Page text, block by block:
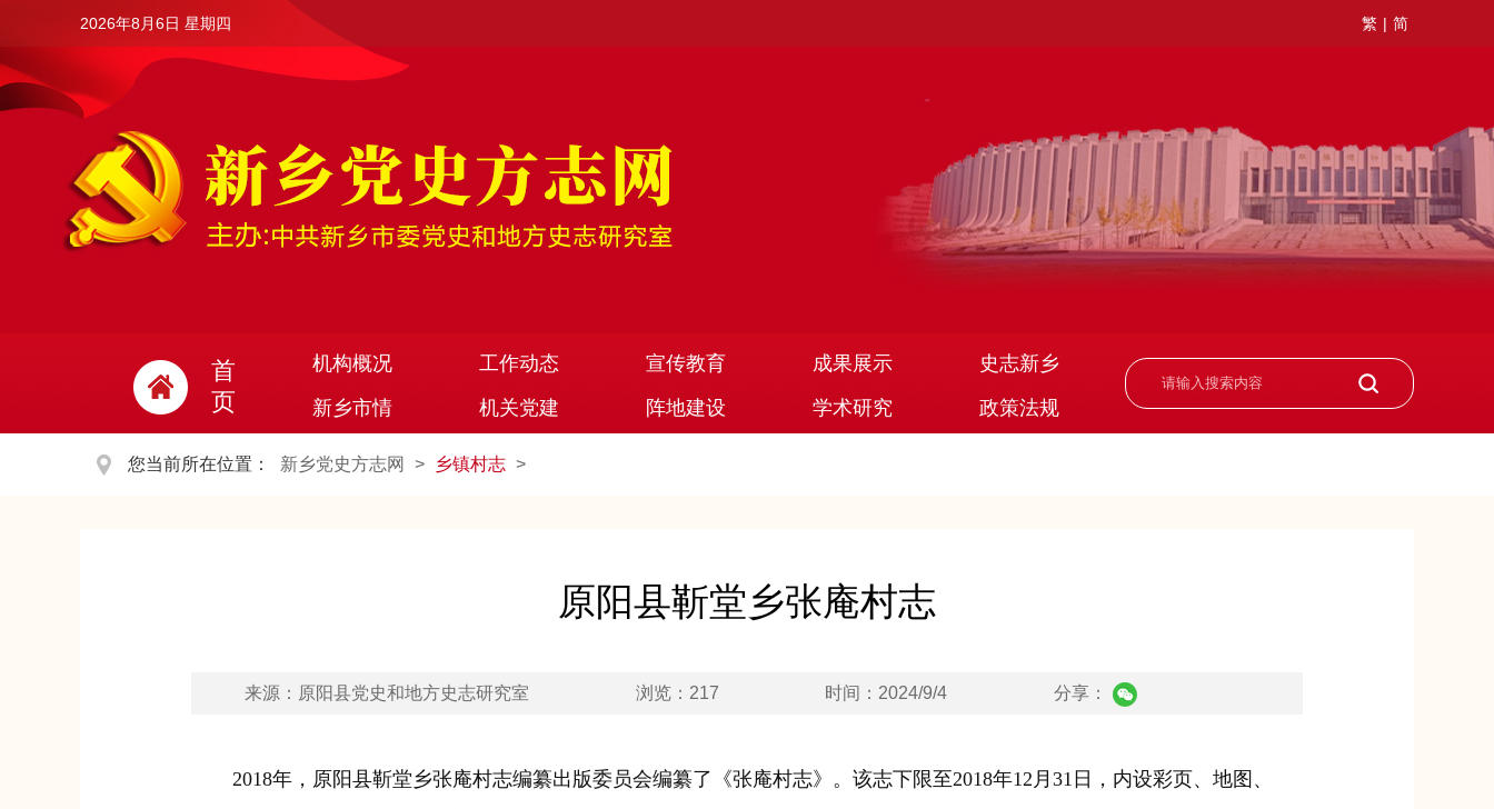
2026年8月6日 星期四 繁 | 简
首
页
机构概况 工作动态 宣传教育 成果展示
史志新乡
新乡市情
机关党建 阵地建设 学术研究 政策法规
您当前所在位置： 新乡党史方志网 > 乡镇村志 >
原阳县靳堂乡张庵村志
来源：原阳县党史和地方史志研究室 浏览：217 时间：2024/9/4 分享：
2018年，原阳县靳堂乡张庵村志编纂出版委员会编纂了《张庵村志》。该志下限至2018年12月31日，内设彩页、地图、